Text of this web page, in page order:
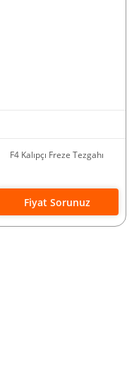
F4 Kalıpçı Freze Tezgahı
Fiyat Sorunuz